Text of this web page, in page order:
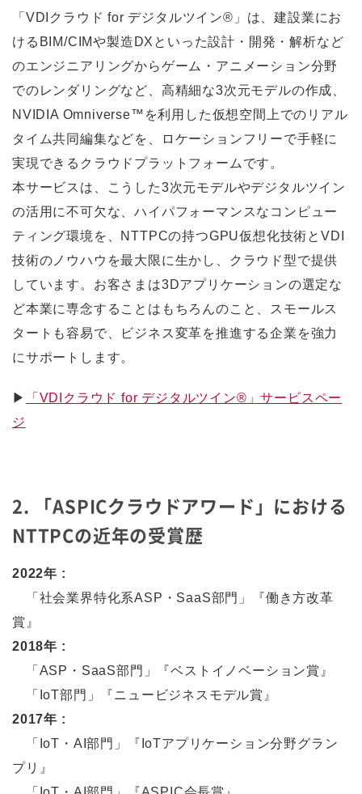
「VDIクラウド for デジタルツイン®」は、建設業にお
けるBIM/CIMや製造DXといった設計・開発・解析など
のエンジニアリングからゲーム・アニメーション分野
でのレンダリングなど、高精細な3次元モデルの作成、
NVIDIA Omniverse™を利用した仮想空間上でのリアル
タイム共同編集などを、ロケーションフリーで手軽に
実現できるクラウドプラットフォームです。
本サービスは、こうした3次元モデルやデジタルツイン
の活用に不可欠な、ハイパフォーマンスなコンピュー
ティング環境を、NTTPCの持つGPU仮想化技術とVDI
技術のノウハウを最大限に生かし、クラウド型で提供
しています。お客さまは3Dアプリケーションの選定な
ど本業に専念することはもちろんのこと、スモールス
タートも容易で、ビジネス変革を推進する企業を強力
にサポートします。
▶
「VDIクラウド for デジタルツイン®」サービスペー
ジ
2. 「ASPICクラウドアワード」における
NTTPCの近年の受賞歴
2022年 :
「社会業界特化系ASP・SaaS部門」『働き方改革
賞』
2018年 :
「ASP・SaaS部門」『ベストイノベーション賞』
「IoT部門」『ニュービジネスモデル賞』
2017年 :
「IoT・AI部門」『IoTアプリケーション分野グラン
プリ』